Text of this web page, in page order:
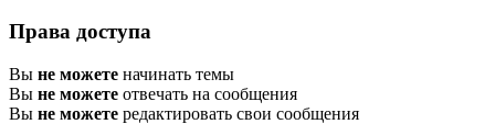
Права доступа
Вы не можете начинать темы
Вы не можете отвечать на сообщения
Вы не можете редактировать свои сообщения